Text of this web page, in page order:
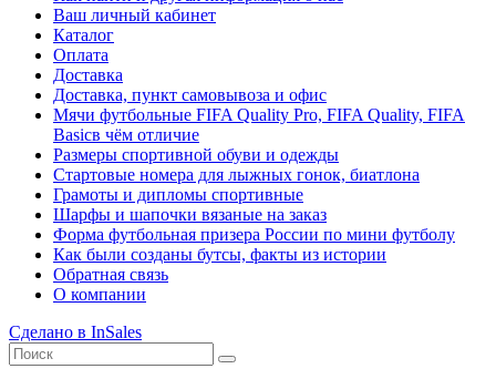
Ваш личный кабинет
Каталог
Оплата
Доставка
Доставка, пункт самовывоза и офис
Мячи футбольные FIFA Quality Pro, FIFA Quality, FIFA
Basicв чём отличие
Размеры спортивной обуви и одежды
Стартовые номера для лыжных гонок, биатлона
Грамоты и дипломы спортивные
Шарфы и шапочки вязаные на заказ
Форма футбольная призера России по мини футболу
Как были созданы бутсы, факты из истории
Обратная связь
О компании
Сделано в InSales